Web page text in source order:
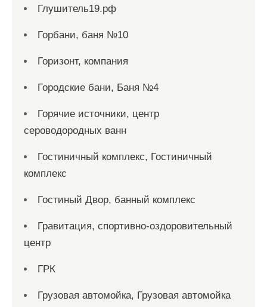
Глушитель19.рф
Горбани, баня №10
Горизонт, компания
Городские бани, Баня №4
Горячие источники, центр
сероводородных ванн
Гостиничный комплекс, Гостиничный
комплекс
Гостиный Двор, банный комплекс
Гравитация, спортивно-оздоровительный
центр
ГРК
Грузовая автомойка, Грузовая автомойка